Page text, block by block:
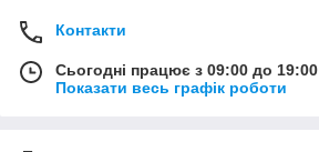
Контакти
Сьогодні працює з 09:00 до 19:00
Показати весь графік роботи